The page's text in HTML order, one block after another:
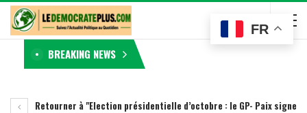
BREAKING NEWS
Retourner à "Election présidentielle d’octobre : le GP- Paix signe
FR